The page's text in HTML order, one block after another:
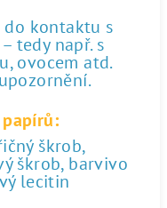
kontaktu s
tedy např. s
ovocem atd.
škrob,
škrob, barvivo
lecitin